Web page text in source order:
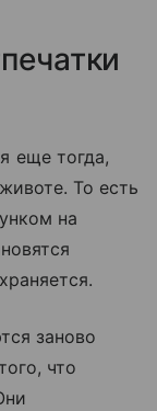
еще тогда,
То есть
на
заново
что